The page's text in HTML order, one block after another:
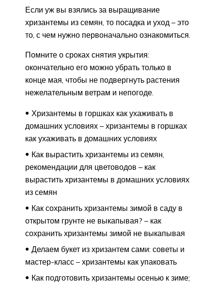
Если уж вы взялись за выращивание
хризантемы из семян, то посадка и уход – это
то, с чем нужно первоначально ознакомиться.
Помните о сроках снятия укрытия:
окончательно его можно убрать только в
конце мая, чтобы не подвергнуть растения
нежелательным ветрам и непогоде.
Хризантемы в горшках как ухаживать в
домашних условиях – хризантемы в горшках
как ухаживать в домашних условиях
Как вырастить хризантемы из семян,
рекомендации для цветоводов – как
вырастить хризантемы в домашних условиях
из семян
Как сохранить хризантемы зимой в саду в
открытом грунте не выкапывая? – как
сохранить хризантемы зимой не выкапывая
Делаем букет из хризантем сами: советы и
мастер-класс – хризантемы как упаковать
Как подготовить хризантемы осенью к зиме;